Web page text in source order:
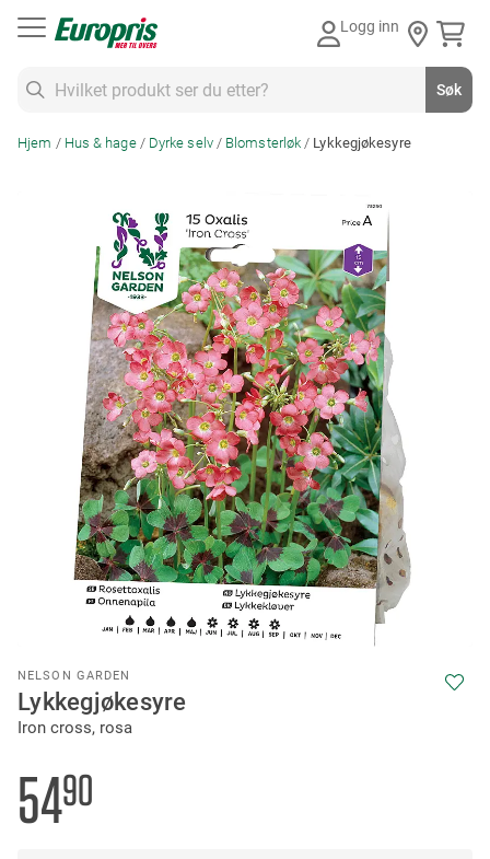
Logg inn
Søk
Hjem Hus & hage Dyrke selv Blomsterløk Lykkegjøkesyre
NELSON GARDEN
Lykkegjøkesyre
Iron cross, rosa
5490
to
the
beginning
the
images
gallery